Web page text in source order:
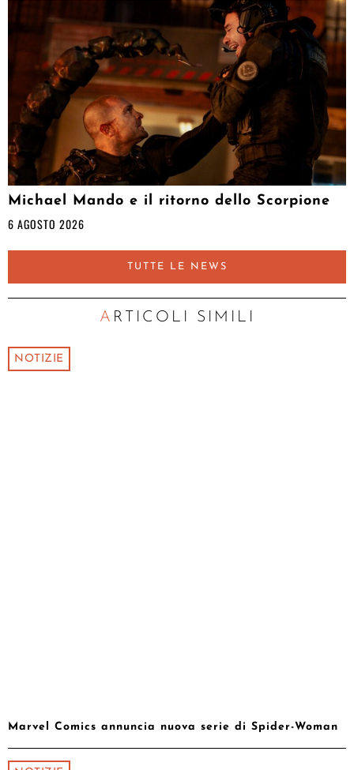
Michael Mando e il ritorno dello Scorpione
6 AGOSTO 2026
TUTTE LE NEWS
ARTICOLI SIMILI
NOTIZIE
Marvel Comics annuncia nuova serie di Spider-Woman